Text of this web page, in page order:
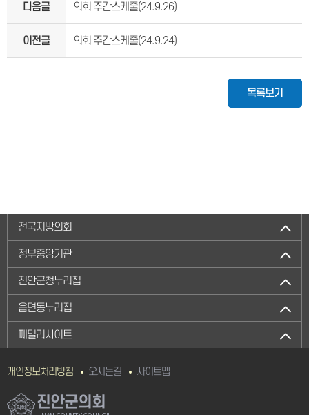
다음글 의회 주간스케줄(24.9.26)
이전글 의회 주간스케줄(24.9.24)
목록보기
전국지방의회
정부중앙기관
진안군청누리집
읍면동누리집
패밀리사이트
개인정보처리방침 오시는길 사이트맵
진안군의회